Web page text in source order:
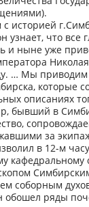
с историей
что все
и ныне уже
… Мы приводим
которые
описаниях
бывший в
за
в 12-м
кафедральному
соборным
ряды